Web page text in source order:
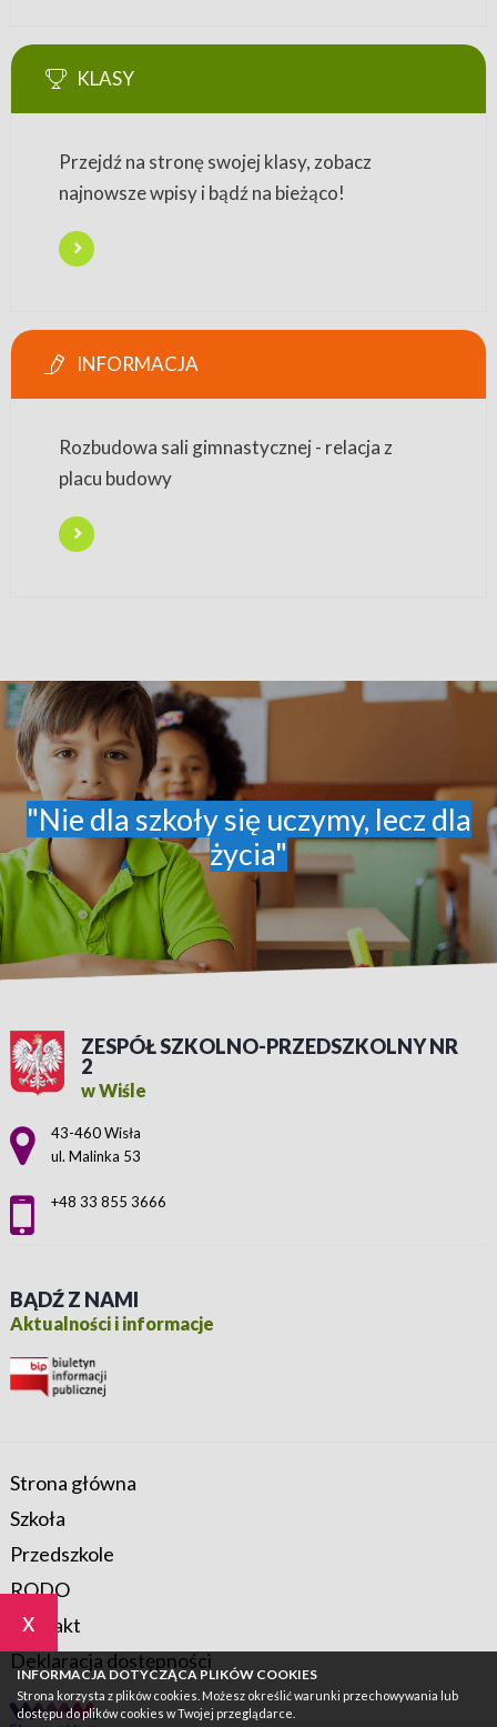
x
INFORMACJA DOTYCZĄCA PLIKÓW COOKIES
Strona korzysta z plików cookies. Możesz określić warunki przechowywania lub
dostępu do plików cookies w Twojej przeglądarce.
KLASY
Przejdź na stronę swojej klasy, zobacz
najnowsze wpisy i bądź na bieżąco!
INFORMACJA
Rozbudowa sali gimnastycznej - relacja z
placu budowy
"Nie dla szkoły się uczymy, lecz dla
życia"
ZESPÓŁ SZKOLNO-PRZEDSZKOLNY NR
2
w Wiśle
Adres pocztowy:
43-460 Wisła
ul. Malinka 53
+48 33 855 3666
BĄDŹ Z NAMI
Aktualności i informacje
Strona główna
Szkoła
Przedszkole
RODO
Kontakt
Deklaracja dostępności